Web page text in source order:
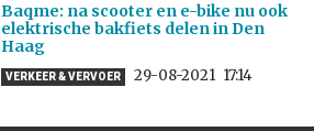
Baqme: na scooter en e-bike nu ook
elektrische bakfiets delen in Den
Haag
VERKEER & VERVOER 29-08-2021 17:14